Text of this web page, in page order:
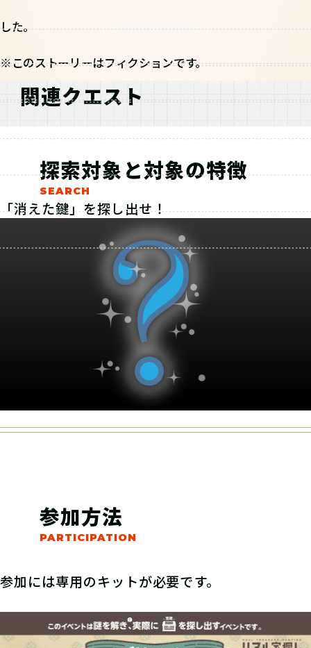
した。
※このストーリーはフィクションです。
関連クエスト
探索対象と対象の特徴
「消えた鍵」を探し出せ！
参加方法
参加には専用のキットが必要です。